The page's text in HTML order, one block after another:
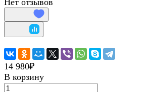
Нет отзывов
14 980₽
В корзину